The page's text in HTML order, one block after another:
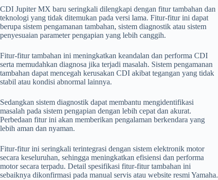
CDI Jupiter MX baru seringkali dilengkapi dengan fitur tambahan dan
teknologi yang tidak ditemukan pada versi lama. Fitur-fitur ini dapat
berupa sistem pengamanan tambahan, sistem diagnostik atau sistem
penyesuaian parameter pengapian yang lebih canggih.
Fitur-fitur tambahan ini meningkatkan keandalan dan performa CDI
serta memudahkan diagnosa jika terjadi masalah. Sistem pengamanan
tambahan dapat mencegah kerusakan CDI akibat tegangan yang tidak
stabil atau kondisi abnormal lainnya.
Sedangkan sistem diagnostik dapat membantu mengidentifikasi
masalah pada sistem pengapian dengan lebih cepat dan akurat.
Perbedaan fitur ini akan memberikan pengalaman berkendara yang
lebih aman dan nyaman.
Fitur-fitur ini seringkali terintegrasi dengan sistem elektronik motor
secara keseluruhan, sehingga meningkatkan efisiensi dan performa
motor secara terpadu. Detail spesifikasi fitur-fitur tambahan ini
sebaiknya dikonfirmasi pada manual servis atau website resmi Yamaha.